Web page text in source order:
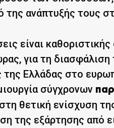
της ανάπτυξής τους
είναι
για τη
της Ελλάδας στο
σύγχρονων
θετική ενίσχυση
της εξάρτησης από